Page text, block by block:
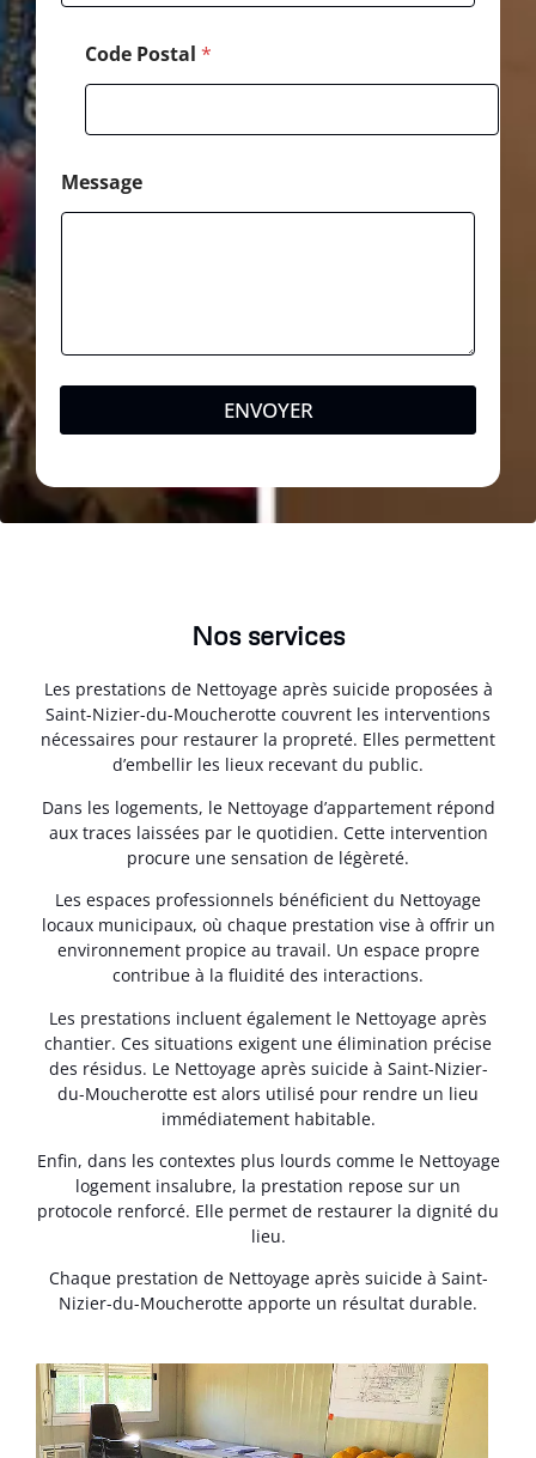
Code Postal *
Message
ENVOYER
Nos services
Les prestations de Nettoyage après suicide proposées à
Saint-Nizier-du-Moucherotte couvrent les interventions
nécessaires pour restaurer la propreté. Elles permettent
d’embellir les lieux recevant du public.
Dans les logements, le Nettoyage d’appartement répond
aux traces laissées par le quotidien. Cette intervention
procure une sensation de légèreté.
Les espaces professionnels bénéficient du Nettoyage
locaux municipaux, où chaque prestation vise à offrir un
environnement propice au travail. Un espace propre
contribue à la fluidité des interactions.
Les prestations incluent également le Nettoyage après
chantier. Ces situations exigent une élimination précise
des résidus. Le Nettoyage après suicide à Saint-Nizier-
du-Moucherotte est alors utilisé pour rendre un lieu
immédiatement habitable.
Enfin, dans les contextes plus lourds comme le Nettoyage
logement insalubre, la prestation repose sur un
protocole renforcé. Elle permet de restaurer la dignité du
lieu.
Chaque prestation de Nettoyage après suicide à Saint-
Nizier-du-Moucherotte apporte un résultat durable.